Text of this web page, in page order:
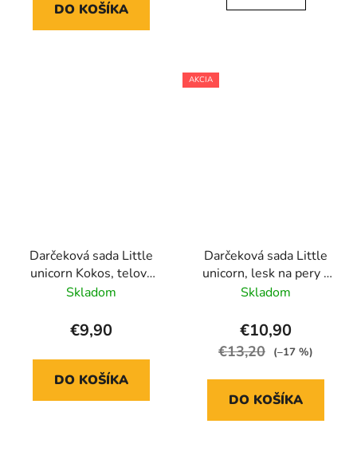
DO KOŠÍKA
Darčeková sada Little
unicorn Kokos, telový
sprej + balzam na pery
Skladom
€9,90
DO KOŠÍKA
AKCIA
Darčeková sada Little
unicorn, lesk na pery v
hodinkách, laky na
Skladom
€10,90
€13,20 (–17 %)
DO KOŠÍKA